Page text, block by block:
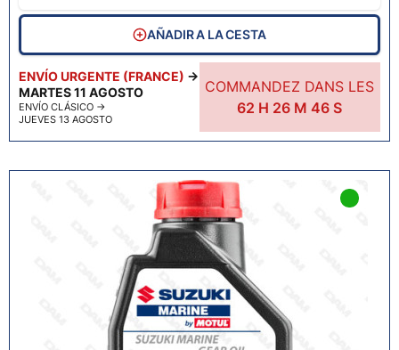
ENVÍO URGENTE (FRANCE) →
MARTES 11 AGOSTO
ENVÍO CLÁSICO →
JUEVES 13 AGOSTO
COMMANDEZ DANS LES
62 H 26 M45 S
AÑADIR A LA CESTA